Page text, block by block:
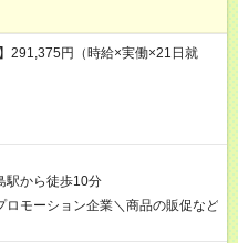
291,375円（時給×実働×21日就
駅から徒歩10分
モーション企業＼商品の販促など